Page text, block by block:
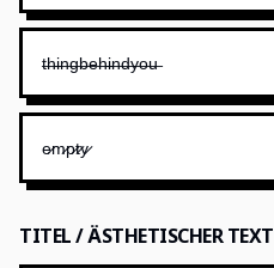
t̶h̶i̶n̶g̶b̶e̶h̶i̶n̶d̶y̶o̶u̶
e̷m̷p̷t̷y̷
TITEL / ÄSTHETISCHER TEXT